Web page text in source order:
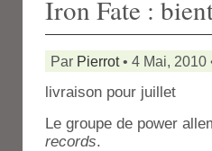
Iron Fate :
Par Pierrot• 4 Mai, 2010
livraison pour juillet
Le groupe de power
records.